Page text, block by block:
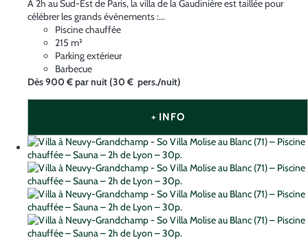
À 2h au Sud-Est de Paris, la villa de la Gaudinière est taillée pour
célébrer les grands évènements :...
Piscine chauffée
215 m²
Parking extérieur
Barbecue
Dès900 €par nuit(30 € pers./nuit)
+ INFO